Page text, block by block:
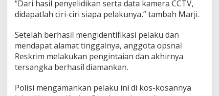
“Dari hasil penyelidikan serta data kamera CCTV,
didapatlah ciri-ciri siapa pelakunya,” tambah Marji.
Setelah berhasil mengidentifikasi pelaku dan
mendapat alamat tinggalnya, anggota opsnal
Reskrim melakukan pengintaian dan akhirnya
tersangka berhasil diamankan.
Polisi mengamankan pelaku ini di kos-kosannya